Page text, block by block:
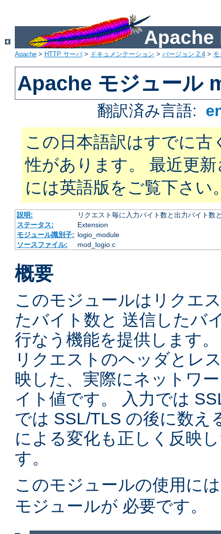
Apache
Apache > HTTP サーバ> ドキュメンテーション > バージョン 2.4 >
Apache モジュール
翻訳済み言語:
この日本語訳はすでに古
性があります。 最近更
には英語版をご覧下さい
説明:
リクエスト毎に入力バイト数と出力バイト数
ステータス:
Extension
モジュール識別子: logio_module
ソースファイル:
mod_logio.c
概要
このモジュールはリクエ
たバイト数と 送信したバ
行なう機能を提供します
リクエストのヘッダとレ
映した、実際にネットワ
イト値です。 入力では
では SSL/TLS の後に数え
による変化も正しく反映
す。
このモジュールの使用に
モジュールが 必要です。